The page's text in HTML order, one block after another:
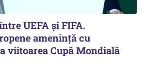
UEFA şi FIFA.
ameninţă cu
viitoarea Cupă Mondială